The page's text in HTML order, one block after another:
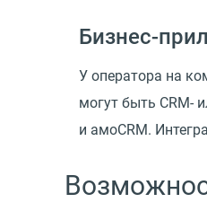
Бизнес-
У оператора на
могут быть CRM-
и амоCRM.